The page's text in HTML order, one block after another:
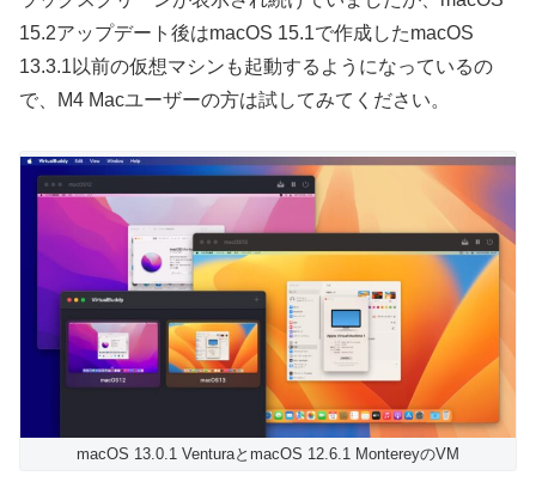
15.2アップデート後はmacOS 15.1で作成したmacOS
13.3.1以前の仮想マシンも起動するようになっているの
で、M4 Macユーザーの方は試してみてください。
macOS 13.0.1 VenturaとmacOS 12.6.1 MontereyのVM